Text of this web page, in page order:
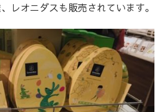
レオニダスも販売されています。